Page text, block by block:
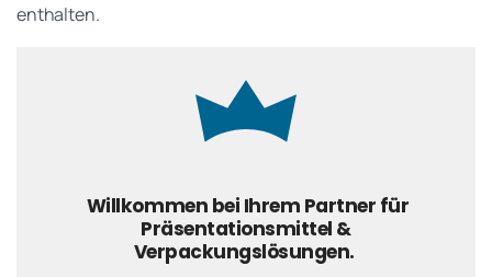
enthalten.
Willkommen bei Ihrem Partner für
Präsentationsmittel &
Verpackungslösungen.